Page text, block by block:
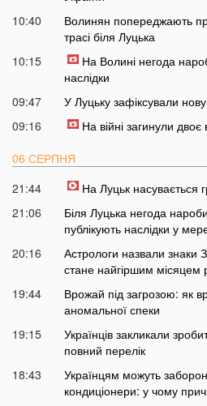
10:40
Волинян попереджають
трасі біля Луцька
10:15
На Волині негода
наслідки
09:47
У Луцьку зафіксували
09:16
На війні загинули двоє
06 СЕРПНЯ
21:44
На Луцьк насувається
21:06
Біля Луцька негода
публікують наслідки у
20:16
Астрологи назвали знаки
стане найгіршим місяцем
19:44
Врожай під загрозою: як
аномальної спеки
19:15
Українців закликали
повний перелік
18:43
Українцям можуть
кондиціонери: у чому